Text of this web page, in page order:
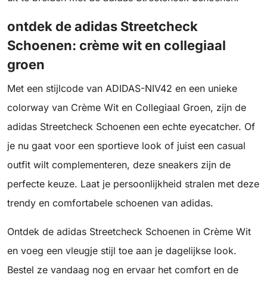
ontdek de adidas Streetcheck
Schoenen: crème wit en collegiaal
groen
Met een stijlcode van ADIDAS-NIV42 en een unieke
colorway van Crème Wit en Collegiaal Groen, zijn de
adidas Streetcheck Schoenen een echte eyecatcher. Of
je nu gaat voor een sportieve look of juist een casual
outfit wilt complementeren, deze sneakers zijn de
perfecte keuze. Laat je persoonlijkheid stralen met deze
trendy en comfortabele schoenen van adidas.
Ontdek de adidas Streetcheck Schoenen in Crème Wit
en voeg een vleugje stijl toe aan je dagelijkse look.
Bestel ze vandaag nog en ervaar het comfort en de